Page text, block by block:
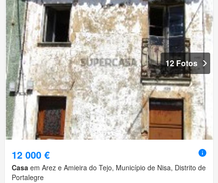
12 Fotos
12 000 €
Casa em Arez e Amieira do Tejo, Município de Nisa, Distrito de
Portalegre